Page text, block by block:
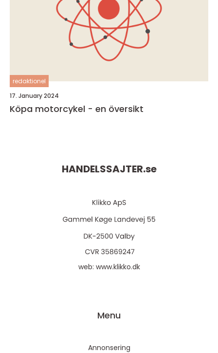
redaktionel
17. January 2024
Köpa motorcykel - en översikt
HANDELSSAJTER.se
web: www.klikko.dk
Menu
Annonsering